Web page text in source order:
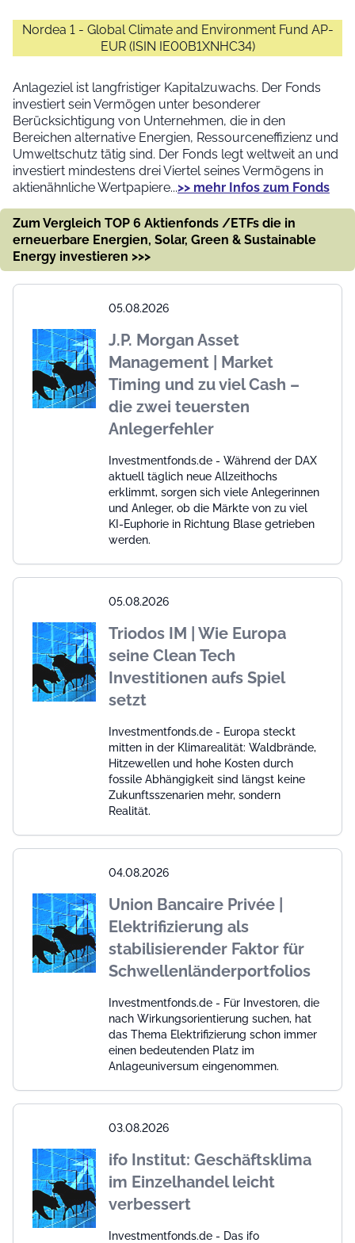
Nordea 1 - Global Climate and Environment Fund AP-
EUR (ISIN IE00B1XNHC34)
Anlageziel ist langfristiger Kapitalzuwachs. Der Fonds
investiert sein Vermögen unter besonderer
Berücksichtigung von Unternehmen, die in den
Bereichen alternative Energien, Ressourceneffizienz und
Umweltschutz tätig sind. Der Fonds legt weltweit an und
investiert mindestens drei Viertel seines Vermögens in
aktienähnliche Wertpapiere...>> mehr Infos zum Fonds
Zum Vergleich TOP 6 Aktienfonds /ETFs die in
erneuerbare Energien, Solar, Green & Sustainable
Energy investieren >>>
05.08.2026
J.P. Morgan Asset
Management | Market
Timing und zu viel Cash –
die zwei teuersten
Anlegerfehler
Investmentfonds.de - Während der DAX
aktuell täglich neue Allzeithochs
erklimmt, sorgen sich viele Anlegerinnen
und Anleger, ob die Märkte von zu viel
KI-Euphorie in Richtung Blase getrieben
werden.
05.08.2026
Triodos IM | Wie Europa
seine Clean Tech
Investitionen aufs Spiel
setzt
Investmentfonds.de - Europa steckt
mitten in der Klimarealität: Waldbrände,
Hitzewellen und hohe Kosten durch
fossile Abhängigkeit sind längst keine
Zukunftsszenarien mehr, sondern
Realität.
04.08.2026
Union Bancaire Privée |
Elektrifizierung als
stabilisierender Faktor für
Schwellenländerportfolios
Investmentfonds.de - Für Investoren, die
nach Wirkungsorientierung suchen, hat
das Thema Elektrifizierung schon immer
einen bedeutenden Platz im
Anlageuniversum eingenommen.
03.08.2026
ifo Institut: Geschäftsklima
im Einzelhandel leicht
verbessert
Investmentfonds.de - Das ifo